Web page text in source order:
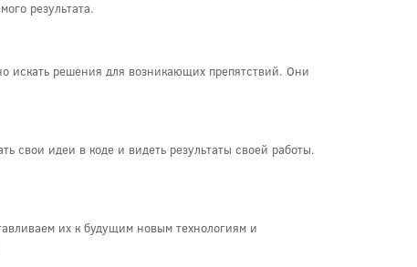
результата.
искать решения для возникающих препятствий. Они
свои идеи в коде и видеть результаты своей работы.
их к будущим новым технологиям и